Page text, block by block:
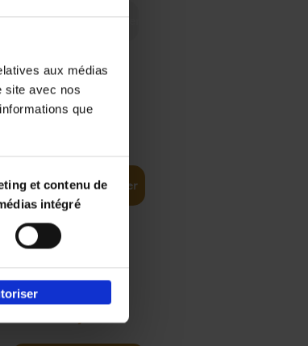
aux médias
site avec nos
que
et contenu de
intégré
Ajouter au panier
€34,99